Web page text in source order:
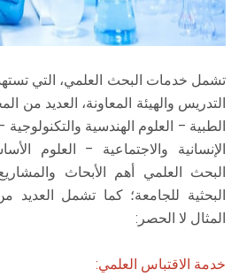
تشمل خدمات البحث العلمي، التي
التدريس والهيئة المعاونة، العديد من
الطبية – العلوم الهندسية والتكنولوجية
الإنسانية والاجتماعية – العلوم
البحث العلمي أهم الأبحاث
البحثية للجامعة؛ كما تشمل العديد
المثال لا الحصر:
خدمة الاقتباس العلمي: